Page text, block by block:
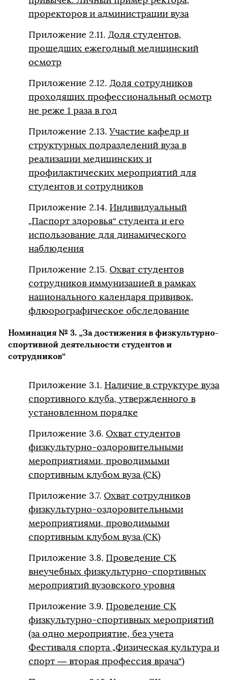
проректоров и администрации вуза
Приложение 2.11. Доля студентов,
прошедших ежегодный медицинский
осмотр
Приложение 2.12. Доля сотрудников
проходящих профессиональный осмотр
не реже 1 раза в год
Приложение 2.13.Участие кафедр и
структурных подразделений вуза в
реализации медицинских и
профилактических мероприятий для
студентов и сотрудников
Приложение 2.14. Индивидуальный
„Паспорт здоровья“ студента и его
использование для динамического
наблюдения
Приложение 2.15. Охват студентов
сотрудников иммунизацией в рамках
национального календаря прививок,
флюорографическое обследование
Номинация № 3. „За достижения в физкультурно-
спортивной деятельности студентов и
сотрудников“
Приложение 3.1. Наличие в структуре вуза
спортивного клуба, утвержденного в
установленном порядке
Приложение 3.6. Охват студентов
физкультурно-оздоровительными
мероприятиями, проводимыми
спортивным клубом вуза (СК)
Приложение 3.7. Охват сотрудников
физкультурно-оздоровительными
мероприятиями, проводимыми
спортивным клубом вуза (СК)
Приложение 3.8. Проведение СК
внеучебных физкультурно-спортивных
мероприятий вузовского уровня
Приложение 3.9. Проведение СК
физкультурно-спортивных мероприятий
(за одно мероприятие, без учета
Фестиваля спорта „Физическая культура и
спорт — вторая профессия врача“)